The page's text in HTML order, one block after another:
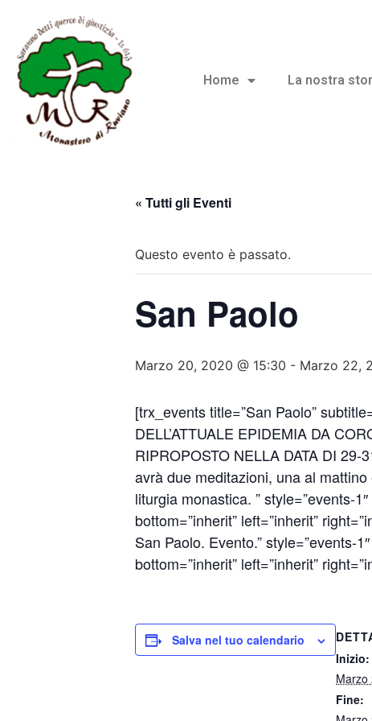
Home La nostra
« Tutti gli Eventi
Questo evento è passato.
San Paolo
Marzo 20, 2020 @ 15:30 - Marzo 22,
[trx_events title=”San Paolo”
DELL’ATTUALE EPIDEMIA DA
RIPROPOSTO NELLA DATA DI
avrà due meditazioni, una al
liturgia monastica. ” style=”events-1″
bottom=”inherit” left=”inherit”
San Paolo. Evento.” style=”events-
bottom=”inherit” left=”inherit”
Salva nel tuo calendario
Inizio:
Marzo
Fine: